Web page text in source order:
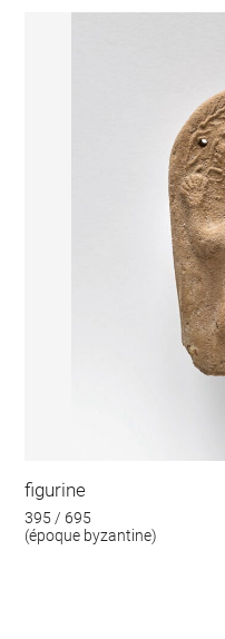
figurine
395 / 695
(époque byzantine)